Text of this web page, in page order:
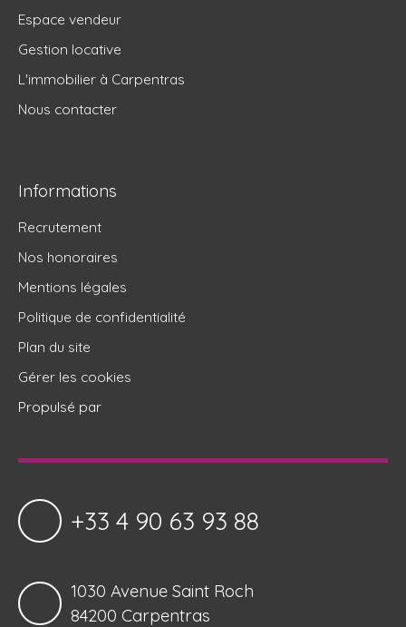
Espace vendeur
Gestion locative
L'immobilier à Carpentras
Nous contacter
Informations
Recrutement
Nos honoraires
Mentions légales
Politique de confidentialité
Plan du site
Gérer les cookies
Propulsé par
+33 4 90 63 93 88
1030 Avenue Saint Roch
84200 Carpentras